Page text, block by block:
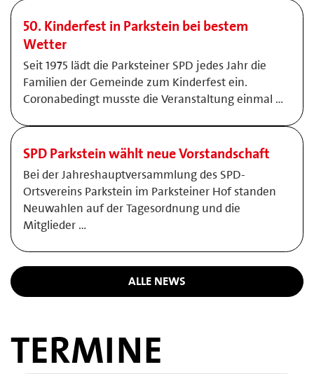
50. Kinderfest in Parkstein bei bestem
Wetter
Seit 1975 lädt die Parksteiner SPD jedes Jahr die
Familien der Gemeinde zum Kinderfest ein.
Coronabedingt musste die Veranstaltung einmal …
SPD Parkstein wählt neue Vorstandschaft
Bei der Jahreshauptversammlung des SPD-
Ortsvereins Parkstein im Parksteiner Hof standen
Neuwahlen auf der Tagesordnung und die
Mitglieder …
ALLE NEWS
TERMINE